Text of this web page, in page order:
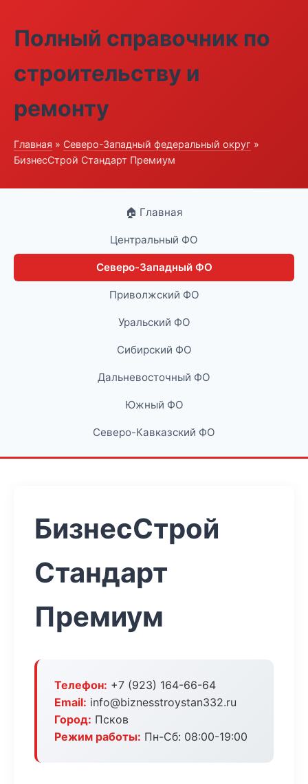
Полный справочник по
строительству и
ремонту
Главная » Северо-Западный федеральный округ »
БизнесСтрой Стандарт Премиум
🏠 Главная
Центральный ФО
Северо-Западный ФО
Приволжский ФО
Уральский ФО
Сибирский ФО
Дальневосточный ФО
Южный ФО
Северо-Кавказский ФО
БизнесСтрой
Стандарт
Премиум
Телефон: +7 (923) 164-66-64
Email: info@biznesstroystan332.ru
Город: Псков
Режим работы: Пн-Сб: 08:00-19:00